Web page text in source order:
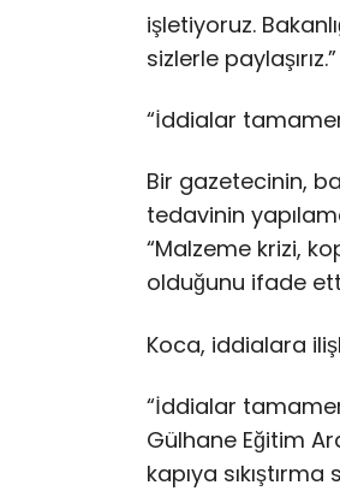
işletiyoruz.
sizlerle
“İddialar tamamen
Bir gazetecinin,
tedavinin
“Malzeme krizi,
olduğunu ifade
Koca, iddialara
“İddialar
Gülhane Eğitim
kapıya